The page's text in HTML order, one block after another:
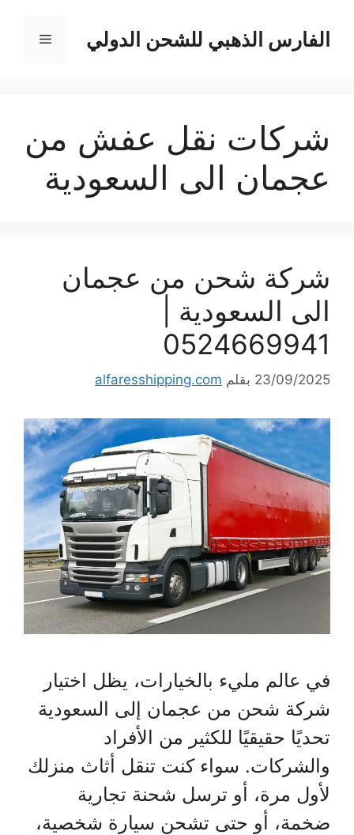
المحتوىالفارس الذهبي للشحن الدولي القائمة
شركات نقل عفش من
عجمان الى السعودية
شركة شحن من عجمان
الى السعودية |
0524669941
23/09/2025 بقلم alfaresshipping.com
في عالم مليء بالخيارات، يظل اختيار
شركة شحن من عجمان إلى السعودية
تحديًا حقيقيًا للكثير من الأفراد
والشركات. سواء كنت تنقل أثاث منزلك
لأول مرة، أو ترسل شحنة تجارية
ضخمة، أو حتى تشحن سيارة شخصية،